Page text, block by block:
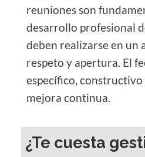
reuniones son
desarrollo profesional
deben realizarse en un
respeto y apertura. El
específico,
mejora continua.
¿Te cuesta